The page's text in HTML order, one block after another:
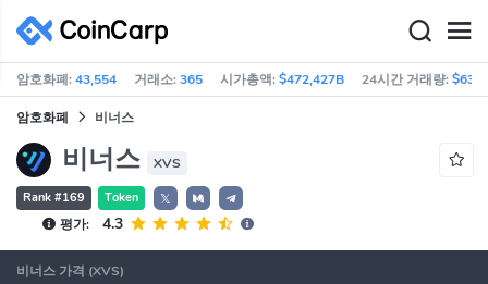
암호화폐:43,554 거래소:365 시가총액:$472,427B 24시간 거래량:
암호화폐 비너스
비너스 XVS
Rank #169 Token
𝕏
평가:
4.3
비너스 가격 (XVS)